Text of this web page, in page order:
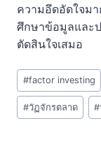
ความอึดอัดใจม
ศึกษาข้อมูลและป
ตัดสินใจเสมอ
Post
Tags:
#factor investing
#วัฏจักรตลาด #